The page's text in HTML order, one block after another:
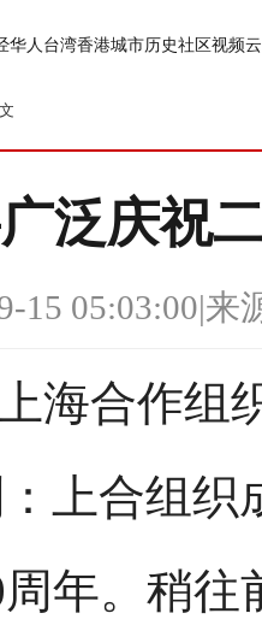
华人 台湾香港城市历史社区视频
泛庆祝
15 05:03:00|来
海合作组
上合组织
年。稍